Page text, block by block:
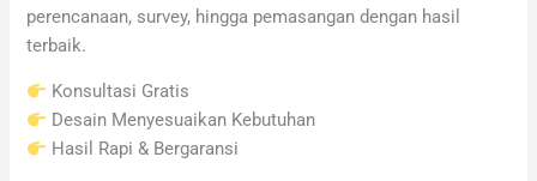
perencanaan, survey, hingga pemasangan dengan hasil
terbaik.
Konsultasi Gratis
Desain Menyesuaikan Kebutuhan
Hasil Rapi & Bergaransi